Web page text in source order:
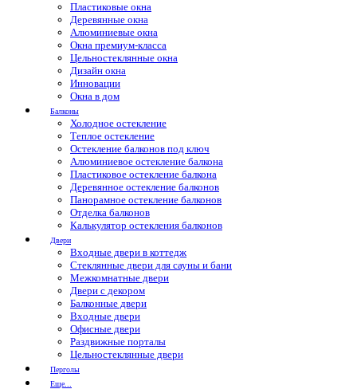
Пластиковые окна
Деревянные окна
Алюминиевые окна
Окна премиум-класса
Цельностеклянные окна
Дизайн окна
Инновации
Окна в дом
Балконы
Холодное остекление
Теплое остекление
Остекление балконов под ключ
Алюминиевое остекление балкона
Пластиковое остекление балкона
Деревянное остекление балконов
Панорамное остекление балконов
Отделка балконов
Калькулятор остекления балконов
Двери
Входные двери в коттедж
Стеклянные двери для сауны и бани
Межкомнатные двери
Двери с декором
Балконные двери
Входные двери
Офисные двери
Раздвижные порталы
Цельностеклянные двери
Перголы
Еще...